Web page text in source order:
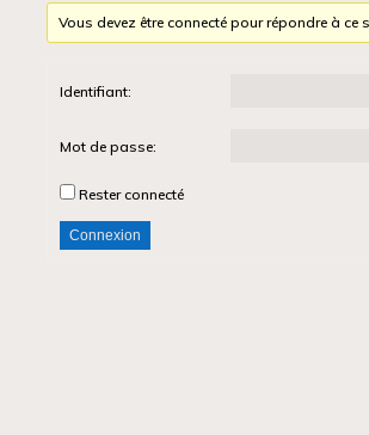
Vous devez être connecté pour répondre à ce
Identifiant:
Mot de passe:
Rester connecté
Connexion